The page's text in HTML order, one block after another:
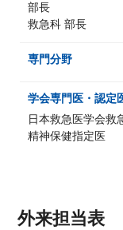
部長
救急科 部長
専門分野
学会専門医・認定
日本救急医学会救
精神保健指定医
外来担当表